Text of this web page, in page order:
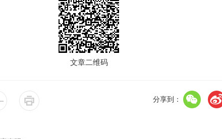
文章二维码
分享到：